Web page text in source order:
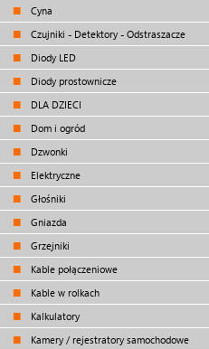
Cyna
Czujniki - Detektory - Odstraszacze
Diody LED
Diody prostownicze
DLA DZIECI
Dom i ogród
Dzwonki
Elektryczne
Głośniki
Gniazda
Grzejniki
Kable połączeniowe
Kable w rolkach
Kalkulatory
Kamery / rejestratory samochodowe